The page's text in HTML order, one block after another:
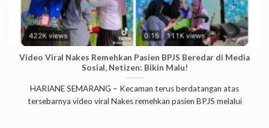
Video Viral Nakes Remehkan Pasien BPJS Beredar di Media
Sosial, Netizen: Bikin Malu!
HARIANE SEMARANG – Kecaman terus berdatangan atas
tersebarnya video viral Nakes remehkan pasien BPJS melalui